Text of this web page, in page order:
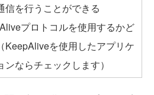
信を行うことができる
プロトコルを使用するかど
KeepAliveを使用したアプリケ
ンならチェックします）